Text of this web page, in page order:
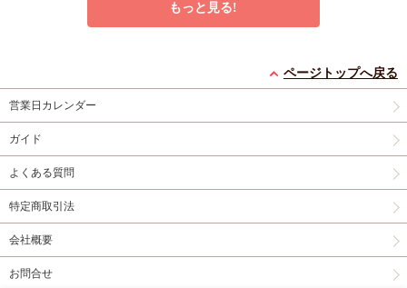
使の底なしの愛なんか
箱（2）
同人誌 R18 同人誌 R18 同人誌
もっと見る!
ページトップへ戻る
営業日カレンダー
ガイド
よくある質問
特定商取引法
会社概要
お問合せ